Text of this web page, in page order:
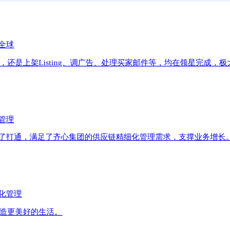
。
盖全球，国内各大家电百货商场、电商平台，以
有侵权联系删除。未经本站授权，任何人不得复